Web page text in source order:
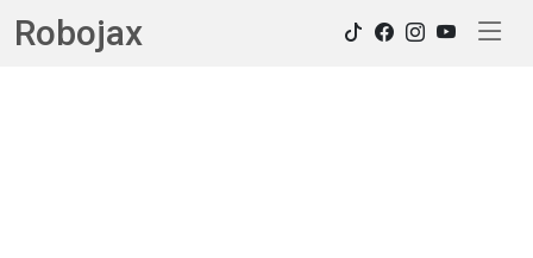
Robojax